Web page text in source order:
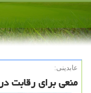
عابدینی:
منعی برای رقابت